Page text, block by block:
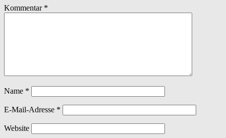
Kommentar *
Name *
E-Mail-Adresse *
Website